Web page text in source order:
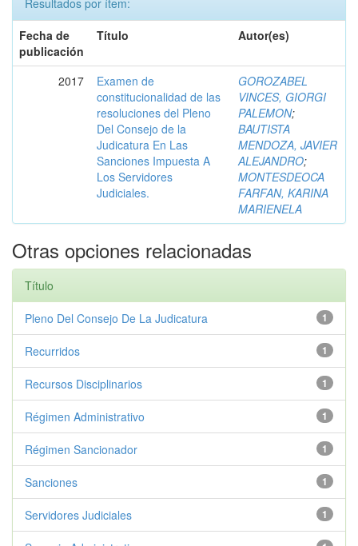
Resultados por ítem:
Fecha de
publicación
Título Autor(es)
2017
Examen de
constitucionalidad de las
resoluciones del Pleno
Del Consejo de la
Judicatura En Las
Sanciones Impuesta A
Los Servidores
Judiciales.
GOROZABEL
VINCES, GIORGI
PALEMON;
BAUTISTA
MENDOZA, JAVIER
ALEJANDRO;
MONTESDEOCA
FARFAN, KARINA
MARIENELA
Otras opciones relacionadas
Título
1
Pleno Del Consejo De La Judicatura
1
Recurridos
1
Recursos Disciplinarios
1
Régimen Administrativo
1
Régimen Sancionador
1
Sanciones
1
Servidores Judiciales